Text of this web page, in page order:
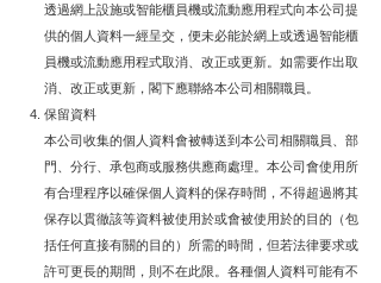
透過網上設施或智能櫃員機或流動應用程式向本公司提
供的個人資料一經呈交，便未必能於網上或透過智能櫃
員機或流動應用程式取消、改正或更新。如需要作出取
消、改正或更新，閣下應聯絡本公司相關職員。
保留資料
本公司收集的個人資料會被轉送到本公司相關職員、部
門、分行、承包商或服務供應商處理。本公司會使用所
有合理程序以確保個人資料的保存時間，不得超過將其
保存以貫徹該等資料被使用於或會被使用於的目的（包
括任何直接有關的目的）所需的時間，但若法律要求或
許可更長的期間，則不在此限。各種個人資料可能有不